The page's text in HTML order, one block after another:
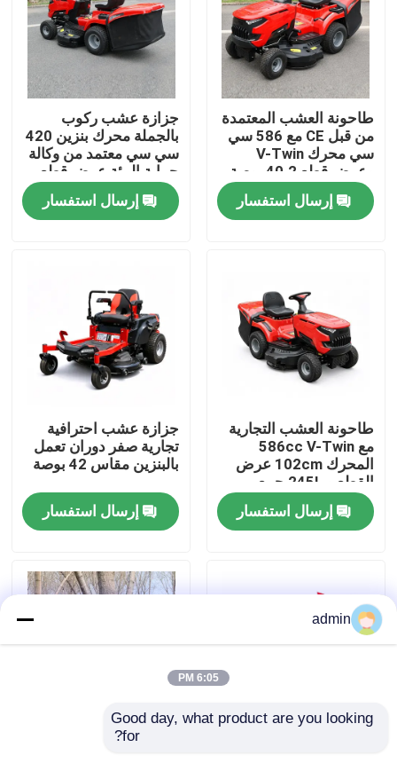
فيديوهات
عرض المصنع
اتصل بنا
بالمنشار البنزين
طاحونة العشب المعتمدة
من قبل CE مع 586 سي
سي محرك V-Twin
وعرض قطع 40.2 بوصة
مصطاد العشب
إرسال استفسار
جزازة عشب ركوب
بالجملة محرك بنزين 420
سي سي معتمد من وكالة
حماية البيئة عرض قطع
38 بوصة دعم مصنعي
المعدات الأصلية
إرسال استفسار
طاحونة العشب التجارية
مع 586cc V-Twin
المحرك 102cm عرض
القطع و 245L جمع
العشب
إرسال استفسار
جزازة عشب احترافية
تجارية صفر دوران تعمل
بالبنزين مقاس 42 بوصة
إرسال استفسار
12 بوصة 800W
admin
6:05 PM
Good day, what product are you looking
for?